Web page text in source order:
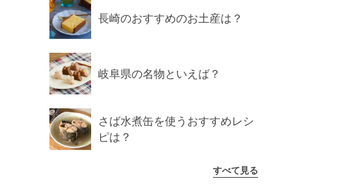
長崎のおすすめのお土産は？
岐阜県の名物といえば？
さば水煮缶を使うおすすめレシ
ピは？
すべて見る